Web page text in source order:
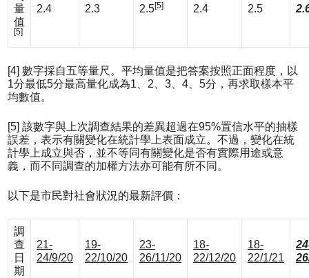
量
值
[5]
2.4 2.3 2.5[5] 2.4 2.5
[4] 數字採自五等量尺。平均量值是把答案按照正面程度，以
1分最低5分最高量化成為1、2、3、4、5分，再求取樣本平
均數值。
[5] 該數字與上次調查結果的差異超過在95%置信水平的抽樣
誤差，表示有關變化在統計學上表面成立。不過，變化在統
計學上成立與否，並不等同有關變化是否有實際用途或意
義，而不同調查的加權方法亦可能有所不同。
以下是市民對社會狀況的最新評價：
調
查
日
期
21-
24/9/20
19-
22/10/20
23-
26/11/20
18-
22/12/20
18-
22/1/21